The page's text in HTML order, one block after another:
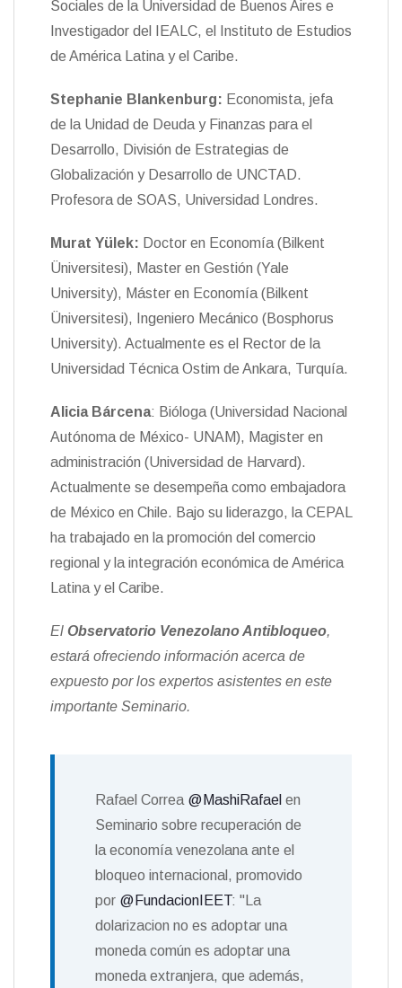
Sociales de la Universidad de Buenos Aires e
Investigador del IEALC, el Instituto de Estudios
de América Latina y el Caribe.
Stephanie Blankenburg: Economista, jefa
de la Unidad de Deuda y Finanzas para el
Desarrollo, División de Estrategias de
Globalización y Desarrollo de UNCTAD.
Profesora de SOAS, Universidad Londres.
Murat Yülek: Doctor en Economía (Bilkent
Üniversitesi), Master en Gestión (Yale
University), Máster en Economía (Bilkent
Üniversitesi), Ingeniero Mecánico (Bosphorus
University). Actualmente es el Rector de la
Universidad Técnica Ostim de Ankara, Turquía.
Alicia Bárcena: Bióloga (Universidad Nacional
Autónoma de México- UNAM), Magister en
administración (Universidad de Harvard).
Actualmente se desempeña como embajadora
de México en Chile. Bajo su liderazgo, la CEPAL
ha trabajado en la promoción del comercio
regional y la integración económica de América
Latina y el Caribe.
El Observatorio Venezolano Antibloqueo,
estará ofreciendo información acerca de
expuesto por los expertos asistentes en este
importante Seminario.
Rafael Correa @MashiRafael en
Seminario sobre recuperación de
la economía venezolana ante el
bloqueo internacional, promovido
por @FundacionIEET: "La
dolarizacion no es adoptar una
moneda común es adoptar una
moneda extranjera, que además,